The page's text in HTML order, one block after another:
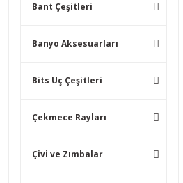
Bant Çeşitleri
Banyo Aksesuarları
Bits Uç Çeşitleri
Çekmece Rayları
Çivi ve Zımbalar